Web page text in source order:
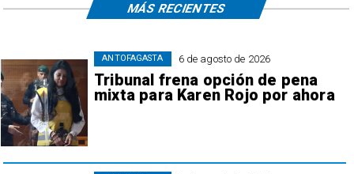
6 de agosto de 2026
Tribunal frena opción de pena
mixta para Karen Rojo por ahora
ANTOFAGASTA
MÁS RECIENTES